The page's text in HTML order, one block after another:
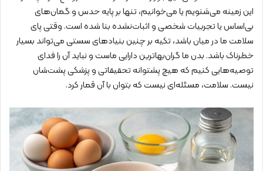
این زمینه می‌شنویم یا می‌خوانیم، تنها بر پایه حدس و گمان‌های
بی‌اساس یا تجربیات شخصی و اثبات‌نشده بنا شده است. وقتی پای
سلامت ما در میان باشد، تکیه بر چنین بنیادهای سستی می‌تواند بسیار
خطرناک باشد. بدن ما گران‌بهاترین دارایی ماست و نباید آن را فدای
توصیه‌هایی کنیم که هیچ پشتوانه تحقیقاتی و پزشکی پشت‌شان
نیست. سلامت، مسئله‌ای نیست که بتوان با آن قمار کرد.